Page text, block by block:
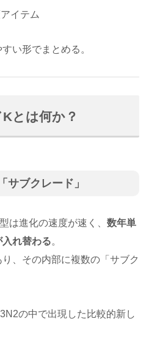
イテム
い形でまとめる。
とは何か？
ブクレード」
は進化の速度が速く、 数年単
れ替わる。
、その内部に複数の「サブク
の中で出現した比較的新し